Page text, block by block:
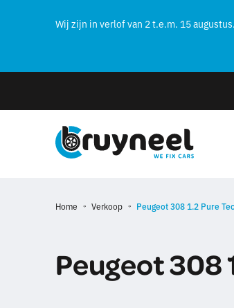
Wij zijn in verlof van 2 t.e.m. 15
Home Verkoop Peugeot 308 1.2 Pure
Peugeot 308